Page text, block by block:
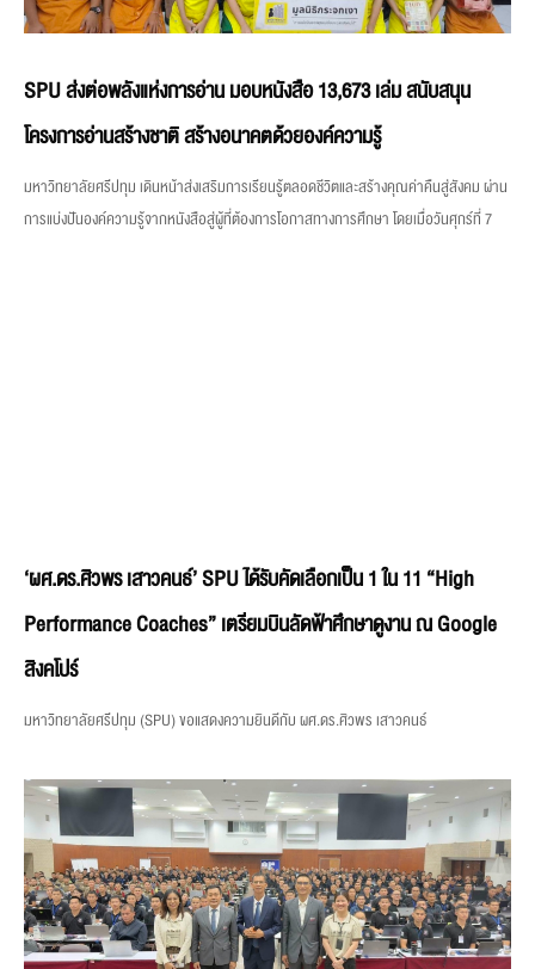
SPU ส่งต่อพลังแห่งการอ่าน มอบหนังสือ 13,673 เล่ม สนับสนุน
โครงการอ่านสร้างชาติ สร้างอนาคตด้วยองค์ความรู้
มหาวิทยาลัยศรีปทุม เดินหน้าส่งเสริมการเรียนรู้ตลอดชีวิตและสร้างคุณค่าคืนสู่สังคม ผ่าน
การแบ่งปันองค์ความรู้จากหนังสือสู่ผู้ที่ต้องการโอกาสทางการศึกษา โดยเมื่อวันศุกร์ที่ 7
‘ผศ.ดร.ศิวพร เสาวคนธ์’ SPU ได้รับคัดเลือกเป็น 1 ใน 11 “High
Performance Coaches” เตรียมบินลัดฟ้าศึกษาดูงาน ณ Google
สิงคโปร์
มหาวิทยาลัยศรีปทุม (SPU) ขอแสดงความยินดีกับ ผศ.ดร.ศิวพร เสาวคนธ์